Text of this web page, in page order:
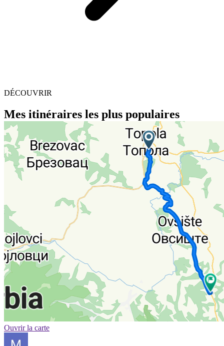
DÉCOUVRIR
Mes itinéraires les plus populaires
Ouvrir la carte